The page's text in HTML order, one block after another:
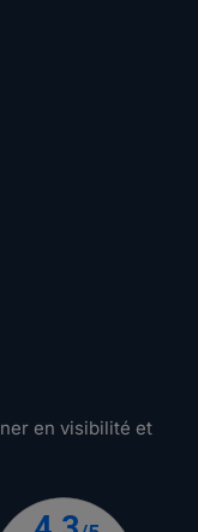
en visibilité et